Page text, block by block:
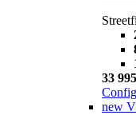
33
new